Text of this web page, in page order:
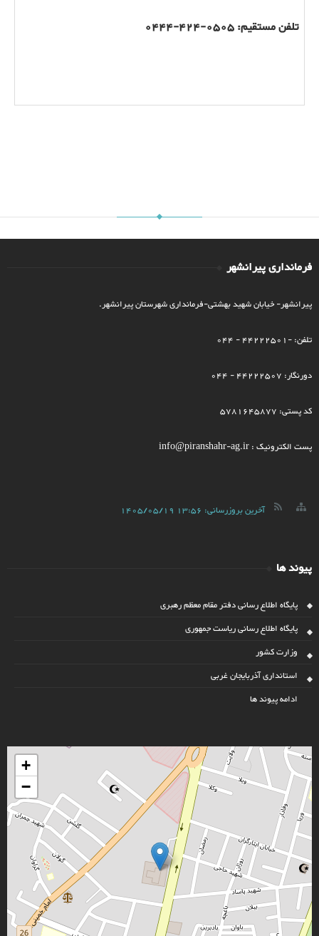
تلفن مستقیم: 0505-424-0444
فرمانداری پیرانشهر
پیرانشهر- خیابان شهید بهشتی-فرمانداری شهرستان پیرانشهر.
تلفن: -44222501 - 044
دورنگار: 44222507 - 044
کد پستی: 5781645877
پست الکترونیک : info@piranshahr-ag.ir
آخرین بروزرسانی: 1405/05/19 13:56
پیوند ها
پایگاه اطلاع رسانی دفتر مقام معظم رهبری
پایگاه اطلاع رسانی ریاست جمهوری
وزارت کشور
استانداری آذربایجان غربی
ادامه پیوند ها
+
−